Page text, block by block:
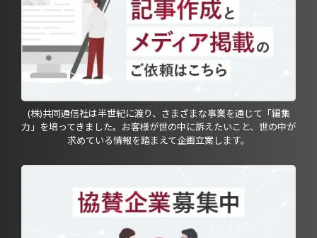
(株)共同通信社は半世紀に渡り、さまざまな事業を通じて「編集
力」を培ってきました。お客様が世の中に訴えたいこと、世の中が
求めている情報を踏まえて企画立案します。